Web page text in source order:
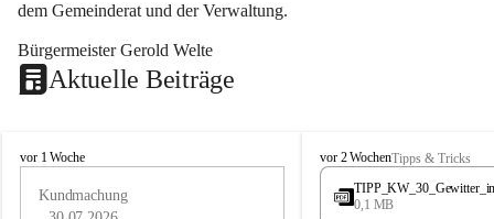
dem Gemeinderat und der Verwaltung.
Bürgermeister Gerold Welte
Aktuelle Beiträge
L
vor 1 Woche
Kundmachung
L
a
vor 2 WochenTipps & Tricks
0,1 MB